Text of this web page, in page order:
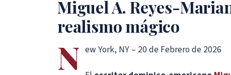
Miguel A. Reyes-
realismo mágico
N ew York, NY – 20 de Febrero de 2026